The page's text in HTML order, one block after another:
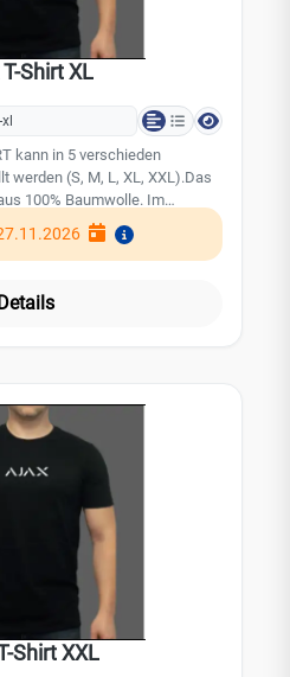
Shirt XL
kann in 5 verschieden
werden (S, M, L, XL, XXL).Das
100% Baumwolle. Im
Schriftzug
finden Sie ebenfalls auf der
Größen an Sie versandt
ausgeschlossen.
Shirt XXL